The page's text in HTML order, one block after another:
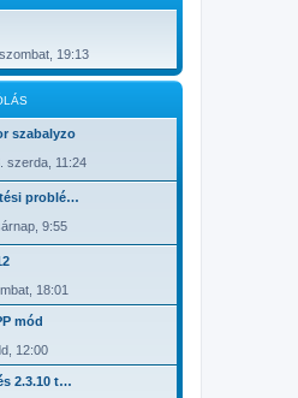
19:13
szabalyzo
szerda, 11:24
problé…
9:55
o
18:01
mód
12:00
2.3.10 t…